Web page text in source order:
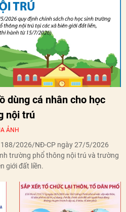
dùng cá nhân cho học
nội trú
ẢNH
2026/NĐ-CP ngày 27/5/2026
trường phổ thông nội trú và trường
giới đất liền.